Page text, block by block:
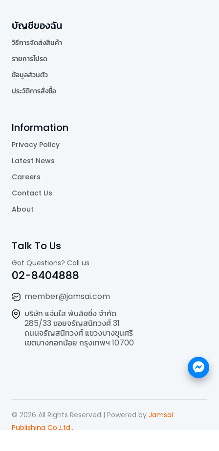
บัญชีของฉัน
วิธีการจัดส่งสินค้า
รายการโปรด
ข้อมูลส่วนตัว
ประวัติการสั่งซื้อ
Information
Privacy Policy
Latest News
Careers
Contact Us
About
Talk To Us
Got Questions? Call us
02-8404888
member@jamsai.com
บริษัท แจ่มใส พับลิชชิ่ง จำกัด
285/33 ซอยจรัญสนิทวงศ์ 31
ถนนจรัญสนิทวงศ์ แขวงบางขุนศรี
เขตบางกอกน้อย กรุงเทพฯ 10700
© 2026 All Rights Reserved | Powered by Jamsai
Publishing Co.,Ltd..